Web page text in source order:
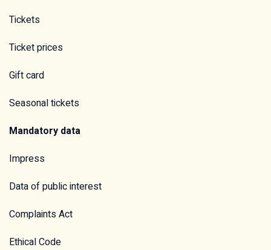
Tickets
Ticket prices
Gift card
Seasonal tickets
Mandatory data
Impress
Data of public interest
Complaints Act
Ethical Code